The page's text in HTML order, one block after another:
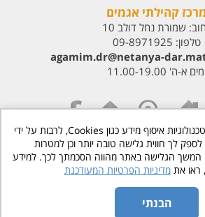
קהילתי אגמים
שמורת נחל דולב 10
טלפון: 09-8971925
agamim.dr@netanya-
א-ה' 11.00-19.00
© כל הזכויות שמורות
הסדרי נגישות
מדיניות פרטיות
הנגשת אתרים
באתר זה נעשה שימוש בטכנולוגיות איסוף מידע כגון Cookies, לרבות על ידי
לספק לך חווית גלישה טובה יותר וכן למטרות
המשך הגלישה באתר מהווה הסכמתך לכך. למידע
ראו אתמדיניות הפרטיות המעודכנת
הבנתי